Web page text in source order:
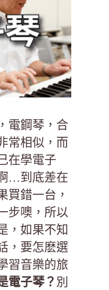
電鋼琴，合
常相似，而
在學電子
…到底差在
買錯一台，
步噢，所以
，如果不知
，要怎麽選
習音樂的旅
電子琴？ 別